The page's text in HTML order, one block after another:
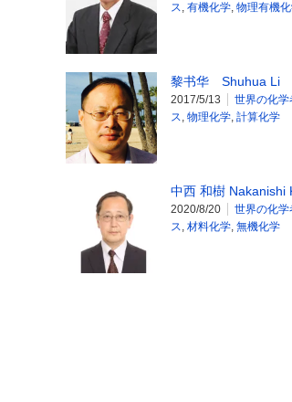
ス, 有機化学, 物理有機
黎书华 Shuhua Li
2017/5/13
世界の化学
ス, 物理化学, 計算化学
中西 和樹 Nakanishi
2020/8/20
世界の化学
ス, 材料化学, 無機化学